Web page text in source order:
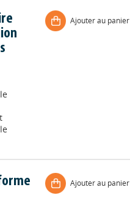
Ajouter au panier
Ajouter au panier